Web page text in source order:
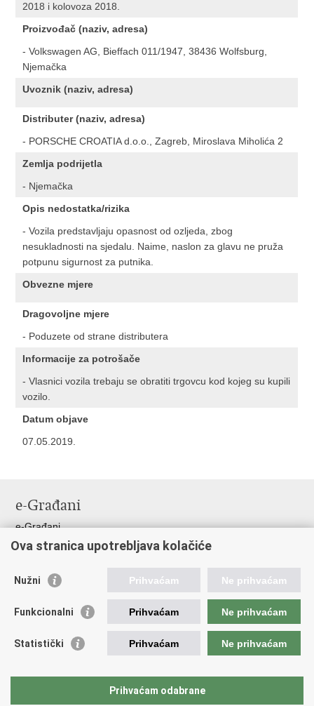
2018 i kolovoza 2018.
Proizvođač (naziv, adresa)
- Volkswagen AG, Bieffach 011/1947, 38436 Wolfsburg,
Njemačka
Uvoznik (naziv, adresa)
Distributer (naziv, adresa)
- PORSCHE CROATIA d.o.o., Zagreb, Miroslava Miholića 2
Zemlja podrijetla
- Njemačka
Opis nedostatka/rizika
- Vozila predstavljaju opasnost od ozljeda, zbog
nesukladnosti na sjedalu. Naime, naslon za glavu ne pruža
potpunu sigurnost za putnika.
Obvezne mjere
Dragovoljne mjere
- Poduzete od strane distributera
Informacije za potrošače
- Vlasnici vozila trebaju se obratiti trgovcu kod kojeg su kupili
vozilo.
Datum objave
07.05.2019.
e-Građani
e-Građani
Pristup informacijama
Pravo na pristup informacijama
Pristup otvorenim podacima ministarstva
Važne poveznice
Pučka pravobraniteljica
Državna škola za javnu upravu
Ova stranica upotrebljava kolačiće
Nužni Prihvaćam Ne prihvaćam
Funkcionalni Prihvaćam Ne prihvaćam
Statistički Prihvaćam Ne prihvaćam
Prihvaćam odabrane